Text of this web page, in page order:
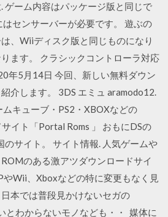
ゲーム内容はパッケージ版と同じで
センサーバーが必要です。 遊ぶの
、Wiiディスク版と同じものになり
ます。 クラシックコントローラ対応
年5月14日 今回、新しい無料ダウン
介します。 3DS エミュ aramodo12.
キューブ・PS2・XBOXなどの
イト「Portal Roms 」 おもにDSの
サイト。 サイト情報. 人気ゲームや
のある激アツダウンロードサイ
やWii、Xboxなどの特に変更もなく見
本では普段見かけないセガの
とわからないモノなども・・ 媒体に